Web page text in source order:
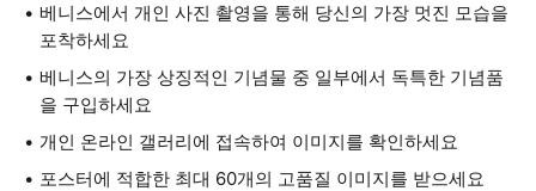
베니스에서 개인 사진 촬영을 통해 당신의 가장 멋진 모습을
포착하세요
베니스의 가장 상징적인 기념물 중 일부에서 독특한 기념품
을 구입하세요
개인 온라인 갤러리에 접속하여 이미지를 확인하세요
포스터에 적합한 최대 60개의 고품질 이미지를 받으세요